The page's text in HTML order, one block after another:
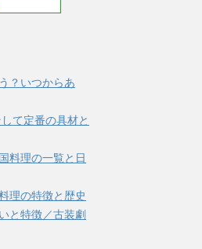
？いつからあ
て定番の具材と
料理の一覧と日
理の特徴と歴史
と特徴／古装劇